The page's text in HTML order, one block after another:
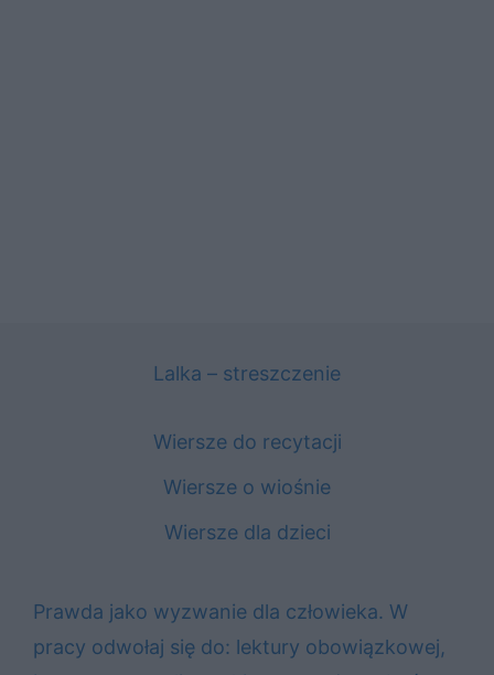
Lalka – streszczenie
Wiersze do recytacji
Wiersze o wiośnie
Wiersze dla dzieci
Prawda jako wyzwanie dla człowieka. W
pracy odwołaj się do: lektury obowiązkowej,